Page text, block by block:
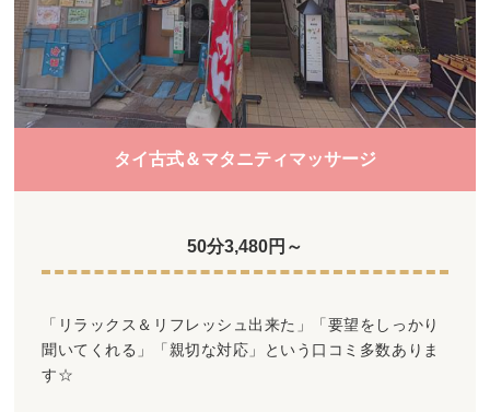
タイ古式＆マタニティマッサージ
50分3,480円～
「リラックス＆リフレッシュ出来た」「要望をしっかり
聞いてくれる」「親切な対応」という口コミ多数ありま
す☆